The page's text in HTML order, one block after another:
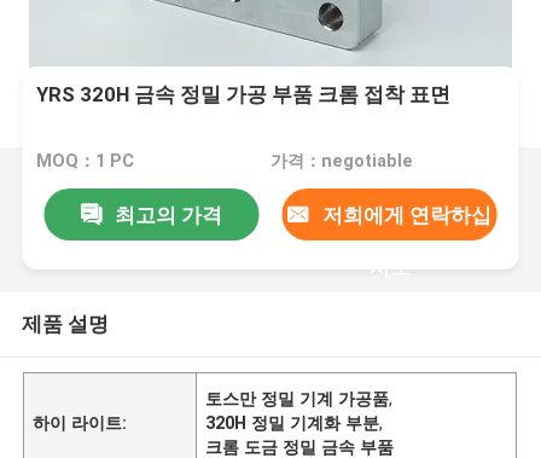
YRS 320H 금속 정밀 가공 부품 크롬 접착 표면
MOQ：1 PC 가격：negotiable
최고의 가격 저희에게 연락하십
시오
제품 설명
하이 라이트:
토스만 정밀 기계 가공품,
320H 정밀 기계화 부분,
크롬 도금 정밀 금속 부품